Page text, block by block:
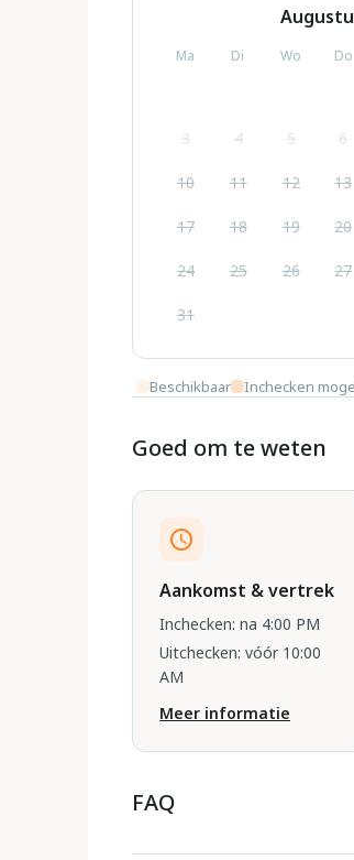
Ma Di Wo Do
3 4 5 6
10 11 12 13
17 18 19 20
24 25 26 27
31
Beschikbaar Inchecken
Goed om te weten
Aankomst & vertrek
Inchecken: na 4:00 PM
Uitchecken: vóór 10:00
AM
Meer informatie
FAQ